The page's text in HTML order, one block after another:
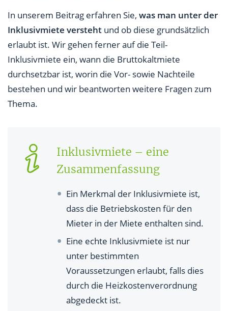
In unserem Beitrag erfahren Sie, was man unter der
Inklusivmiete versteht und ob diese grundsätzlich
erlaubt ist. Wir gehen ferner auf die Teil-
Inklusivmiete ein, wann die Bruttokaltmiete
durchsetzbar ist, worin die Vor- sowie Nachteile
bestehen und wir beantworten weitere Fragen zum
Thema.
Inklusivmiete – eine
Zusammenfassung
Ein Merkmal der Inklusivmiete ist,
dass die Betriebskosten für den
Mieter in der Miete enthalten sind.
Eine echte Inklusivmiete ist nur
unter bestimmten
Voraussetzungen erlaubt, falls dies
durch die Heizkostenverordnung
abgedeckt ist.